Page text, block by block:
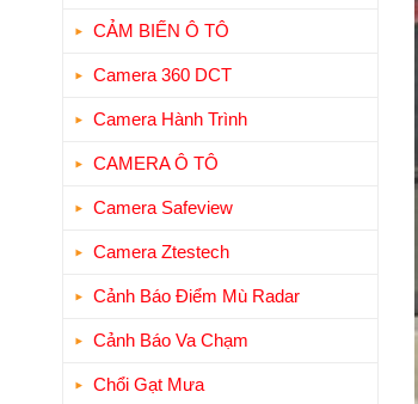
CẢM BIẾN Ô TÔ
Camera 360 DCT
Camera Hành Trình
CAMERA Ô TÔ
Camera Safeview
Camera Ztestech
Cảnh Báo Điểm Mù Radar
Cảnh Báo Va Chạm
Chổi Gạt Mưa